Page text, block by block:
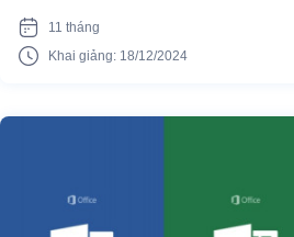
11 tháng
Khai giảng: 18/12/2024